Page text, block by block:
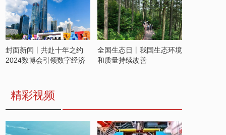
封面新闻丨共赴十年之约
2024数博会引领数字经济
全国生态日丨我国生态环境
和质量持续改善
精彩视频